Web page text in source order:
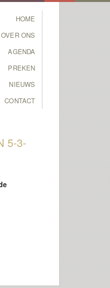
PRIMARY
SECONDARY
HOME
OVER ONS
AGENDA
PREKEN
NIEUWS
CONTACT
5-3-